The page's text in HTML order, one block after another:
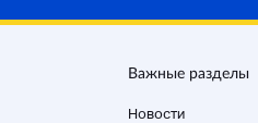
Важные разделы
Новости